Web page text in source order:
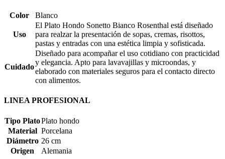
Color Blanco
Uso
El Plato Hondo Sonetto Bianco Rosenthal está diseñado
para realzar la presentación de sopas, cremas, risottos,
pastas y entradas con una estética limpia y sofisticada.
Cuidado
Diseñado para acompañar el uso cotidiano con practicidad
y elegancia. Apto para lavavajillas y microondas, y
elaborado con materiales seguros para el contacto directo
con alimentos.
LINEA PROFESIONAL
Tipo PlatoPlato hondo
Material Porcelana
Diámetro 26 cm
Origen
Alemania